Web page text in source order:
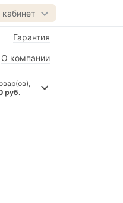
Гарантия
О компании
руб.